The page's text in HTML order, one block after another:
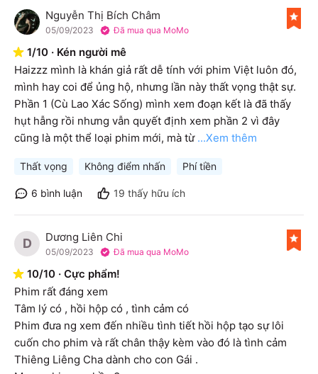
N Nguyễn Thị Bích Châm
05/09/2023 Đã mua qua MoMo
1/10 · Kén người mê
Haizzz mình là khán giả rất dễ tính với phim Việt luôn đó,
mình hay coi để ủng hộ, nhưng lần này thất vọng thật sự.
Phần 1 (Cù Lao Xác Sống) mình xem đoạn kết là đã thấy
hụt hẫng rồi nhưng vẫn quyết định xem phần 2 vì đây
cũng là một thể loại phim mới, mà từ ...Xem thêm
Thất vọng Không điểm nhấn Phí tiền
6 bình luận 19 thấy hữu ích
D Dương Liên Chi
05/09/2023 Đã mua qua MoMo
10/10 · Cực phẩm!
Phim rất đáng xem
Tâm lý có , hồi hộp có , tình cảm có
Phim đưa ng xem đến nhiều tình tiết hồi hộp tạo sự lôi
cuốn cho phim và rất chân thậy kèm vào đó là tình cảm
Thiêng Liêng Cha dành cho con Gái .